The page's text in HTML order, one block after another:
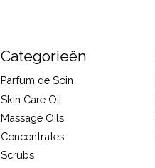
Categorieën
Parfum de Soin
Skin Care Oil
Massage Oils
Concentrates
Scrubs